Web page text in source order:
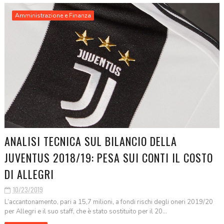
Amministrazione e Finanza
ANALISI TECNICA SUL BILANCIO DELLA
JUVENTUS 2018/19: PESA SUI CONTI IL COSTO
DI ALLEGRI
10/23/2019
L’accantonamento, pari a 15,7 milioni, a fondi rischi degli oneri 2019/20
per Allegri e il suo staff, che è stato sostituito per il 20...